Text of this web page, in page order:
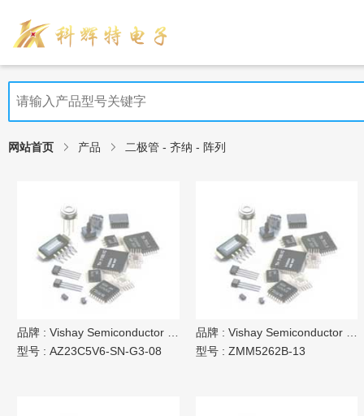
网站首页 产品 二极管 - 齐纳 - 阵列
品牌 : Vishay Semiconductor Diodes Division
型号 : AZ23C5V6-SN-G3-08
品牌 : Vishay Semiconductor Diodes Division
型号 : ZMM5262B-13